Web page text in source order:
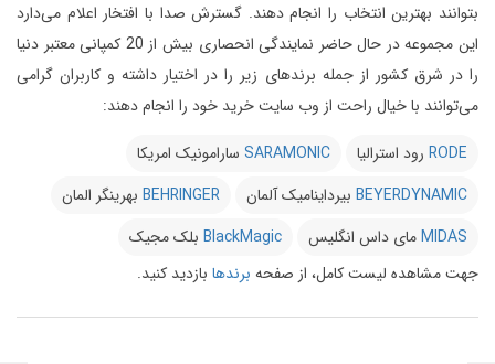
بتوانند بهترین انتخاب را انجام دهند. گسترش صدا با افتخار اعلام می‌دارد
این مجموعه در حال حاضر نمایندگی انحصاری بیش از 20 کمپانی معتبر دنیا
را در شرق کشور از جمله برندهای زیر را در اختیار داشته و کاربران گرامی
می‌توانند با خیال راحت از وب سایت خرید خود را انجام دهند:
RODE رود استرالیا SARAMONIC سارامونیک امریکا
BEYERDYNAMIC بیرداینامیک آلمان BEHRINGER بهرینگر المان
MIDASمای داس انگلیس BlackMagic بلک مجیک
جهت مشاهده لیست کامل، از صفحه برندها بازدید کنید.